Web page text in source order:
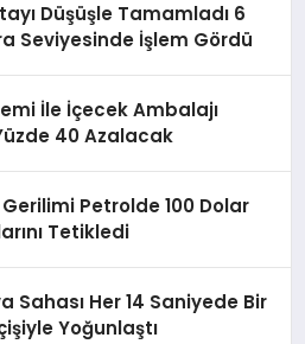
Düşüşle Tamamladı 6
Seviyesinde İşlem Gördü
İle İçecek Ambalajı
40 Azalacak
Gerilimi Petrolde 100 Dolar
Tetikledi
Sahası Her 14 Saniyede Bir
Yoğunlaştı